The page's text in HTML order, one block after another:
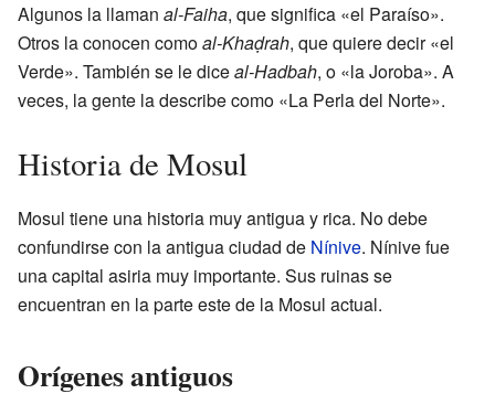
Algunos la llaman al-Faiha, que significa «el Paraíso».
Otros la conocen comoal-Khaḍrah, que quiere decir «el
Verde». También se le diceal-Hadbah, o «la Joroba». A
veces, la gente la describe como «La Perla del Norte».
Historia de Mosul
Mosul tiene una historia muy antigua y rica. No debe
confundirse con la antigua ciudad de Nínive. Nínive fue
una capital asiria muy importante. Sus ruinas se
encuentran en la parte este de la Mosul actual.
Orígenes antiguos